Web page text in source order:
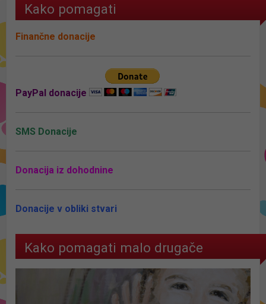
Kako pomagati
Finančne donacije
PayPal donacije
SMS Donacije
Donacija iz dohodnine
Donacije v obliki stvari
Kako pomagati malo drugače